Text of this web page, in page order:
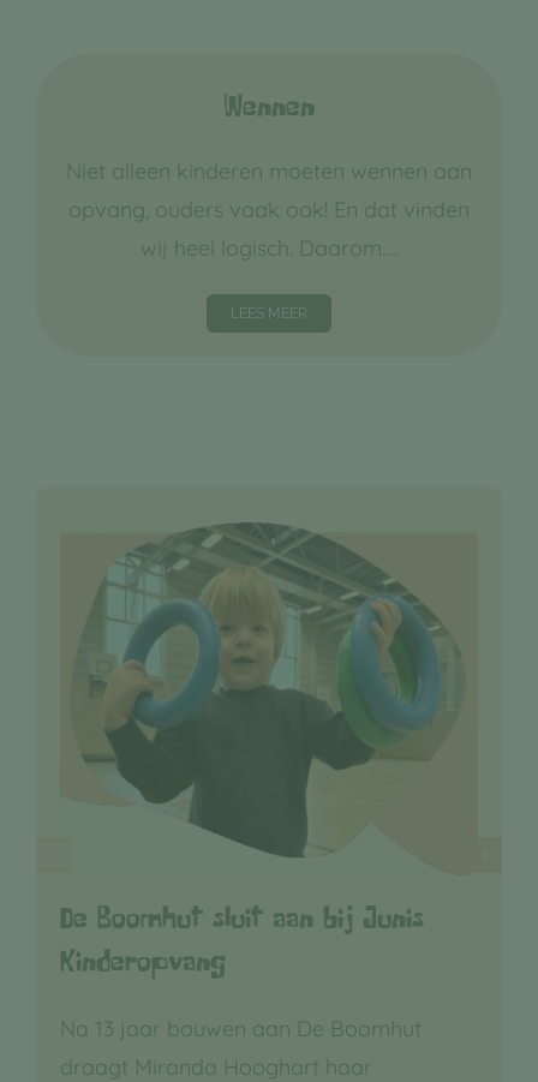
Wennen
Niet alleen kinderen moeten wennen aan
opvang, ouders vaak ook! En dat vinden
wij heel logisch. Daarom….
LEES MEER
De Boomhut sluit aan bij Junis
Kinderopvang
Na 13 jaar bouwen aan De Boomhut
draagt Miranda Hooghart haar